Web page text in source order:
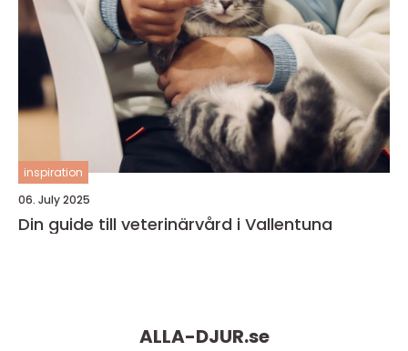
inspiration
06. July 2025
Din guide till veterinärvård i Vallentuna
ALLA-DJUR.se